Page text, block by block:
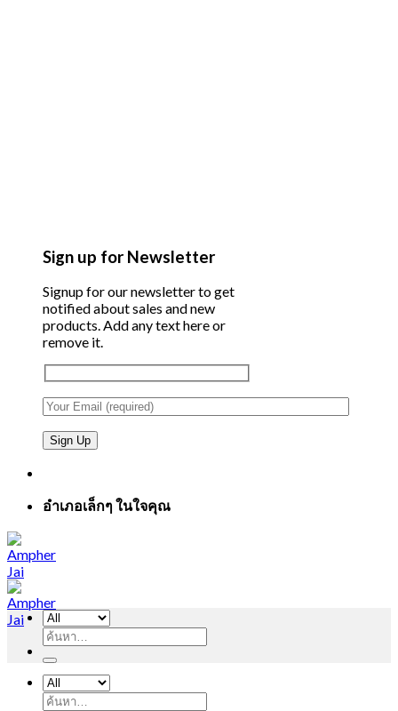
Sign up for Newsletter
Signup for our newsletter to get
notified about sales and new
products. Add any text here or
remove it.
อำเภอเล็กๆ ในใจคุณ
ค้นหา:
ค้นหา: